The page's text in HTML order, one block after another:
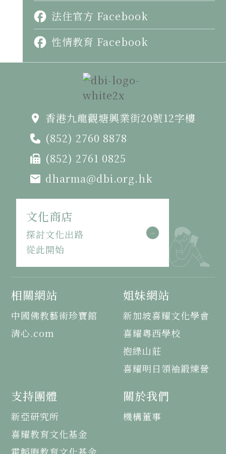
法住官方 Facebook
性情教育 Facebook
香港九龍觀塘興業街20號12字樓
(852) 2760 8878
(852) 2761 0825
dharma@dbi.org.hk
文化商店
探討文化出路
從此開始
相關網站
中國佛教藝術珍寶館
清心.com
姐妹網站
新加坡喜耀文化學會
喜耀粵西學校
抱綠山莊
喜耀明日領袖鍛煉營
支持團體
新亞研究所
喜耀教育文化基金
關於我們
機構董事